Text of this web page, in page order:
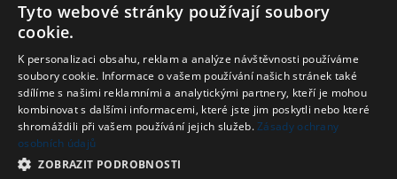
Tyto webové stránky používají soubory
cookie.
K personalizaci obsahu, reklam a analýze návštěvnosti používáme
soubory cookie. Informace o vašem používání našich stránek také
sdílíme s našimi reklamními a analytickými partnery, kteří je mohou
kombinovat s dalšími informacemi, které jste jim poskytli nebo které
shromáždili při vašem používání jejich služeb.Zásady ochrany
osobních údajů
ZOBRAZIT PODROBNOSTI